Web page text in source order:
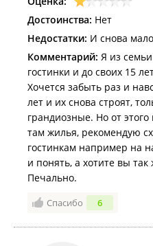
Октябрь 2021
Сентябрь 2021
ИТП, насосные) вынесены в
выполняются со
Шахты лифтов не примыкают
Для предоставления
услуг:
кабельного телевидения,
доступа в интернет и
выполняются в
условиями "Ростелекома".
Расположение ЖК
Достоинства: Нет
Недостатки: И снова
Комментарий: Я из
гостинки и до своих 15
Хочется забыть раз и
лет и их снова строят,
грандиозные. Но от
там жилья, рекомендую
гостинкам например на
и понять, а хотите вы
Печально.
Спасибо 6